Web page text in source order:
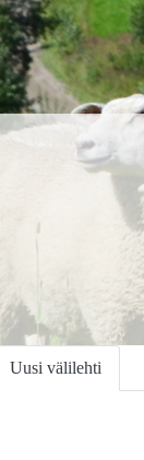
Uusi välilehti